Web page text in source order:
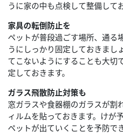
うに家の中も点検して整備して
家具の転倒防止を
ペットが普段過ごす場所、通る
うにしっかり固定しておきまし
てこないようにすることも大切
定しておきます。
ガラス飛散防止対策も
窓ガラスや食器棚のガラスが割
ィルムを貼っておきます。けが
ペットが出ていくことを予防でき